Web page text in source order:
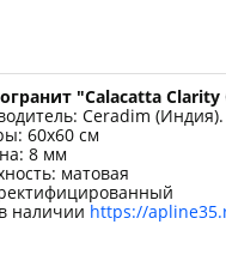
"Calacatta
Ceradim (Индия).
60x60 см
8 мм
матовая
наличии https://